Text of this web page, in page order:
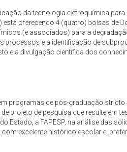
da tecnologia eletroquímica
oferecendo 4 (quatro) bolsas de
(e associados) para a
e a identificação de
e a divulgação científica dos
programas de pós-graduação
projeto de pesquisa que resulte em
a FAPESP, na análise das
excelente histórico escolar e,